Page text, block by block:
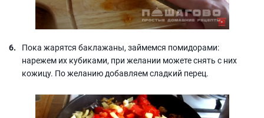
Пока жарятся баклажаны, займемся помидорами:
нарежем их кубиками, при желании можете снять с них
кожицу. По желанию добавляем сладкий перец.